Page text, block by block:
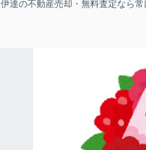
伊達の不動産売却・無料査定なら